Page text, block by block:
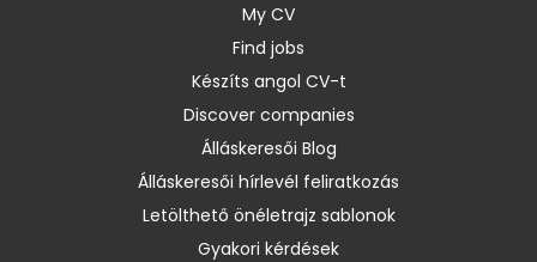
My CV
Find jobs
Készíts angol CV-t
Discover companies
Álláskeresői Blog
Álláskeresői hírlevél feliratkozás
Letölthető önéletrajz sablonok
Gyakori kérdések